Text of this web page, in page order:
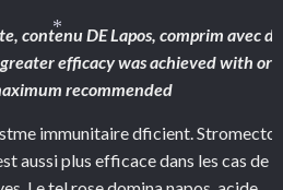
contenu DE Lapos, comprim avec
efficacy was achieved with
recommended
immunitaire dficient. Stromectol
aussi plus efficace dans les cas de
*